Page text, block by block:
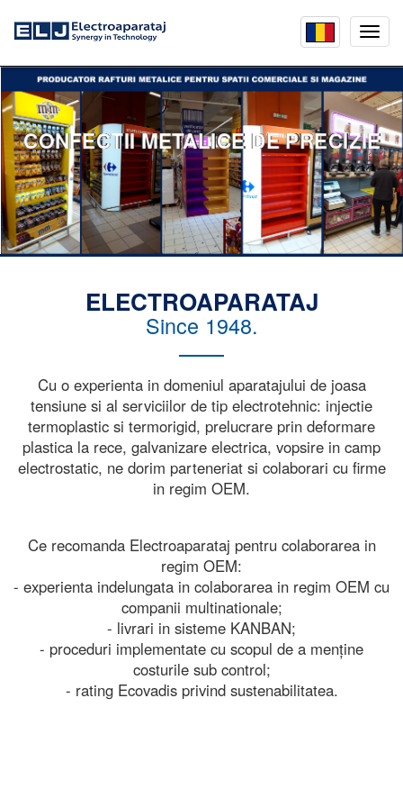
menu
CONFECTII METALICE DE PRECIZIE
ELECTROAPARATAJ
Since 1948.
Cu o experienta in domeniul aparatajului de joasa
tensiune si al serviciilor de tip electrotehnic: injectie
termoplastic si termorigid, prelucrare prin deformare
plastica la rece, galvanizare electrica, vopsire in camp
electrostatic, ne dorim parteneriat si colaborari cu firme
in regim OEM.
Ce recomanda Electroaparataj pentru colaborarea in
regim OEM:
- experienta indelungata in colaborarea in regim OEM cu
companii multinationale;
- livrari in sisteme KANBAN;
- proceduri implementate cu scopul de a menține
costurile sub control;
- rating Ecovadis privind sustenabilitatea.